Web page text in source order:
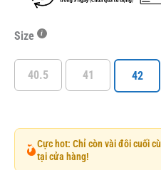
Size
40.5 41 42
Cực hot: Chỉ còn vài đôi cuối
tại cửa hàng!